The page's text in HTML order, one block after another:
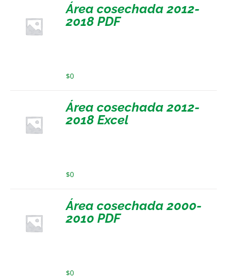
Área cosechada 2012-
2018 PDF
$0
Área cosechada 2012-
2018 Excel
$0
Área cosechada 2000-
2010 PDF
$0